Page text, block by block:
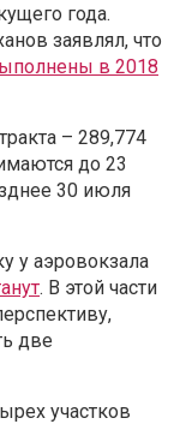
года.
заявлял, что
в 2018
– 289,774
до 23
30 июля
у аэровокзала
. В этой части
две
участков